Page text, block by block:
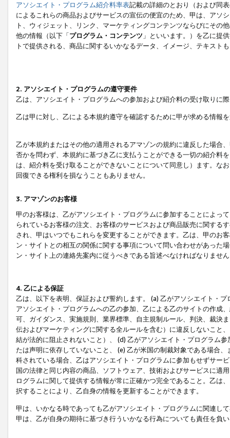
アソシエイト・プログラム紹介料率表記載の詳細のとおり（および同
によるこれらの商品およびサービスの宣伝の便宜のため、甲は、アソ
ト、ウィジェット、リンク、マーケティングコンテンツならびにその
他の情報（以下「プログラム・コンテンツ 」といいます。）を乙に提
トで提供される、商品に関するいかなるデータ、イメージ、テキス
2. アソシエイト・プログラムの遵守要件
乙は、アソシエイト・プログラムへの参加および紹介料の受け取りに
乙は甲に対し、乙による本規約遵守を確認するために甲が求める情報
乙が本規約またはその他の適用されるアマゾンの規約に違反した場合
否かを問わず、本規約に基づき乙に支払うことができる一切の紹介料
は、紹介料を受け取ることができないことについて同意し）ます。な
回復できる権利を損なうこともありません。
3. アマゾンのお客様
甲のお客様は、乙がアソシエイト・プログラムに参加することによっ
られているお客様の注文、お客様のサービスおよび商品販売に関する
され、甲はいつでもこれらを変更することができます。乙は、甲のお
ン・サイトとの相互の関係に関する事項について問い合わせがあった
ン・サイト上の連絡先案内に従うべきである旨述べなければなりませ
4. 乙による保証
乙は、以下を表明、保証および誓約します。 (a) 乙がアソシエイト・
アソシエイト・プログラムへの乙の参加、乙による乙のサイトの作成
可、ガイダンス、実施規則、業界標準、自主規制ルール、判決、裁決
伝およびマーケティングに関する全ルールを含む）に違反しないこと
結が法的に阻止されないこと）、 (d) 乙がアソシエイト・プログラム
たは声明に依存していないこと、 (e) 乙が米国の制裁対象である場合
科されている場合、乙はアソシエイト・プログラムに参加もせずサー
国の法律と同じ内容の商品、ソフトウェア、技術およびサービスに適
ログラムに関して提供する情報が常に正確かつ完全であること。乙は
択することにより、乙自身の情報を更新することができます。
甲は、いかなる時であっても乙がアソシエイト・プログラムに関連し
甲は、乙が自身の期待に基づき行ういかなる行為についても責任を負